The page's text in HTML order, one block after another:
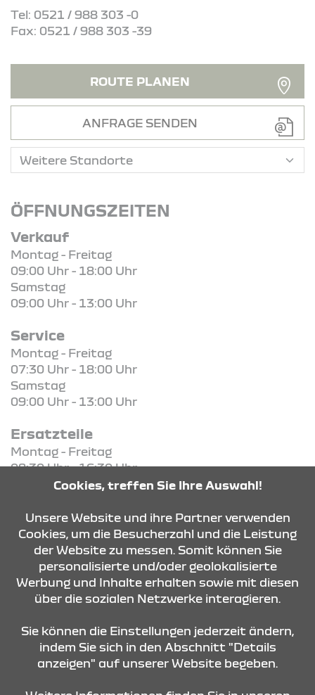
Tel: 0521 / 988 303 -0
Fax: 0521 / 988 303 -39
ROUTE PLANEN
ANFRAGE SENDEN
ÖFFNUNGSZEITEN
Verkauf
Montag - Freitag
09:00 Uhr - 18:00 Uhr
Samstag
09:00 Uhr - 13:00 Uhr
Service
Montag - Freitag
07:30 Uhr - 18:00 Uhr
Samstag
09:00 Uhr - 13:00 Uhr
Ersatzteile
Montag - Freitag
08:30 Uhr - 16:30 Uhr
KONTAKT & ANFAHRT
ÖFFNUNGSZEITEN
STANDORTE
Cookies, treffen Sie Ihre Auswahl!
Unsere Website und ihre Partner verwenden
Cookies, um die Besucherzahl und die Leistung
der Website zu messen. Somit können Sie
personalisierte und/oder geolokalisierte
Werbung und Inhalte erhalten sowie mit diesen
über die sozialen Netzwerke interagieren.
Sie können die Einstellungen jederzeit ändern,
indem Sie sich in den Abschnitt "Details
anzeigen" auf unserer Website begeben.